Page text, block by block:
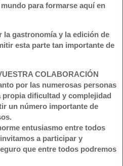
para formarse aquí en
la gastronomía y la edición de
esta parte tan importante de
COLABORACIÓN
por las numerosas personas
dificultad y complejidad
un número importante de
entusiasmo entre todos
a participar y
que entre todos podremos